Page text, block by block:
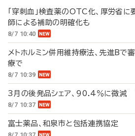
「穿刺血」検査薬のOTC化、厚労省
師による補助の明確化も
8/7 10:40
メトホルミン併用維持療法、先進B
療で
8/7 10:39
3月の後発品シェア、90.4％に微減
8/7 10:37
富士薬品、和泉市と包括連携協定